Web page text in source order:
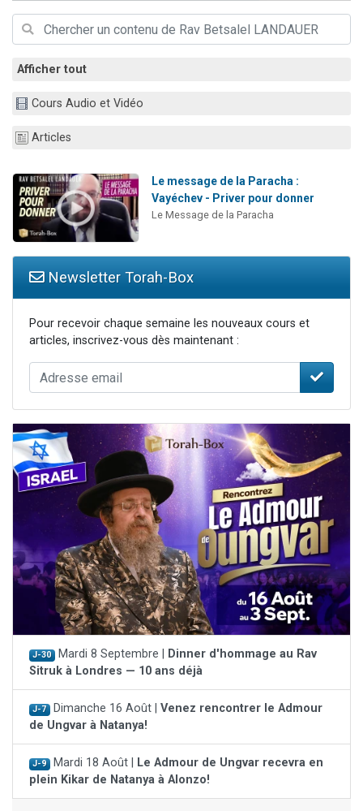
4 personnes viennent de nous rejoindre sur WhatsApp
2 personnes viennent de faire un don pour Tsédaka : pauvres d'Israel
Afficher tout
Cours Audio et Vidéo
Articles
Le message de la Paracha :
Vayéchev - Priver pour donner
Le Message de la Paracha
Newsletter Torah-Box
Pour recevoir chaque semaine les nouveaux cours et
articles, inscrivez-vous dès maintenant :
J-30 Mardi 8 Septembre | Dinner d'hommage au Rav
Sitruk à Londres — 10 ans déjà
J-7 Dimanche 16 Août | Venez rencontrer le Admour
de Ungvar à Natanya!
J-9 Mardi 18 Août | Le Admour de Ungvar recevra en
plein Kikar de Natanya à Alonzo!